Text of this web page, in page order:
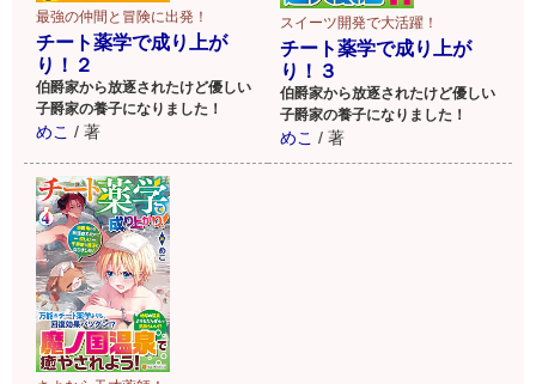
最強の仲間と冒険に出発！
チート薬学で成り上が
り！２
伯爵家から放逐されたけど優しい
子爵家の養子になりました！
めこ / 著
スイーツ開発で大活躍！
チート薬学で成り上が
り！３
伯爵家から放逐されたけど優しい
子爵家の養子になりました！
めこ / 著